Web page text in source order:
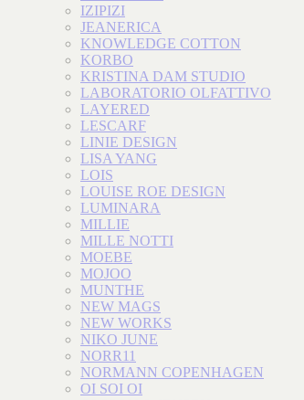
IZIPIZI
JEANERICA
KNOWLEDGE COTTON
KORBO
KRISTINA DAM STUDIO
LABORATORIO OLFATTIVO
LAYERED
LESCARF
LINIE DESIGN
LISA YANG
LOIS
LOUISE ROE DESIGN
LUMINARA
MILLIE
MILLE NOTTI
MOEBE
MOJOO
MUNTHE
NEW MAGS
NEW WORKS
NIKO JUNE
NORR11
NORMANN COPENHAGEN
OI SOI OI